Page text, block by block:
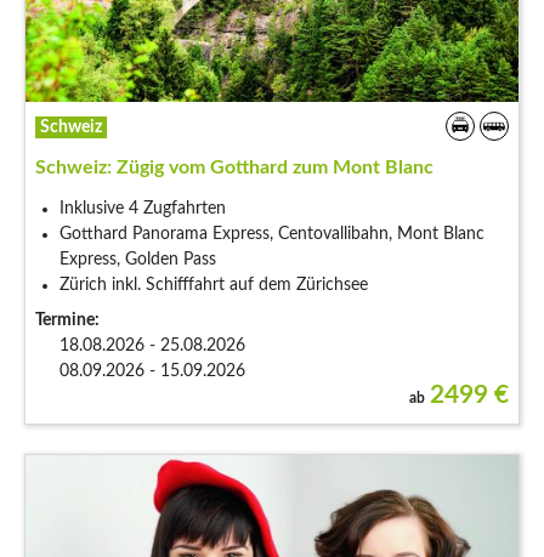
Schweiz
Schweiz: Zügig vom Gotthard zum Mont Blanc
Inklusive 4 Zugfahrten
Gotthard Panorama Express, Centovallibahn, Mont Blanc
Express, Golden Pass
Zürich inkl. Schifffahrt auf dem Zürichsee
Termine:
18.08.2026 - 25.08.2026
08.09.2026 - 15.09.2026
ab 2499 €